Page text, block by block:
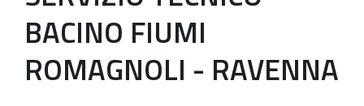
BACINO FIUMI
ROMAGNOLI - RAVENNA